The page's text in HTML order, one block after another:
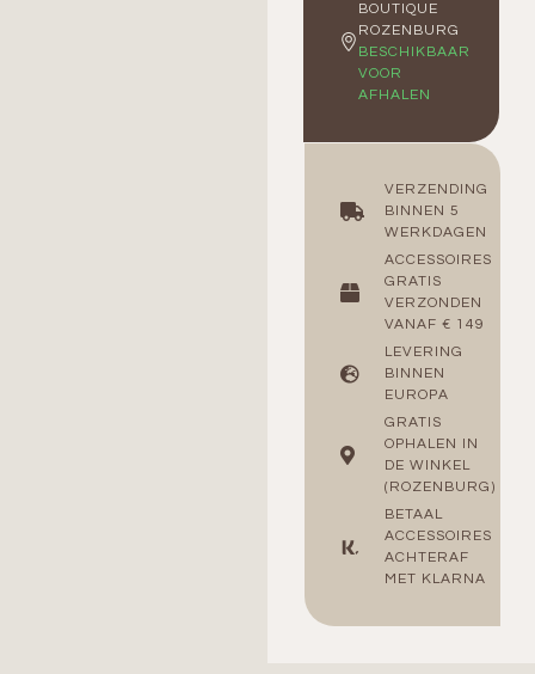
BOUTIQUE
ROZENBURG
BESCHIKBAAR
VOOR
AFHALEN
VERZENDING
BINNEN 5
WERKDAGEN
ACCESSOIRES
GRATIS
VERZONDEN
VANAF € 149
LEVERING
BINNEN
EUROPA
GRATIS
OPHALEN IN
DE WINKEL
(ROZENBURG)
BETAAL
ACCESSOIRES
ACHTERAF
MET KLARNA